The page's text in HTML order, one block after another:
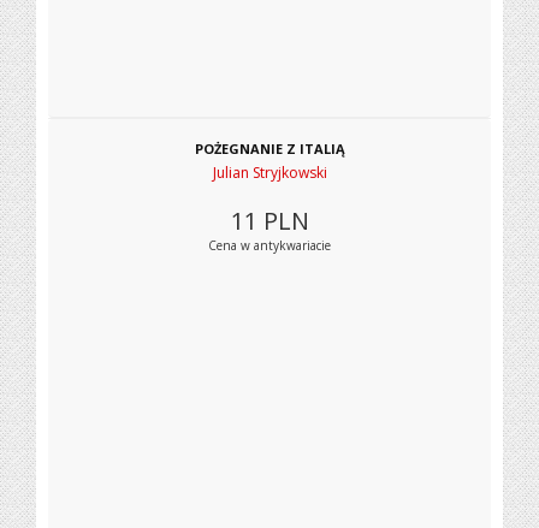
POŻEGNANIE Z ITALIĄ
Julian Stryjkowski
11 PLN
Cena w antykwariacie